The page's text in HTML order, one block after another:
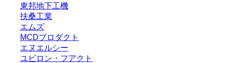
東邦地下工機
扶桑工業
エムズ
MCDプロダクト
エヌエルシー
ユビロン・フアクト